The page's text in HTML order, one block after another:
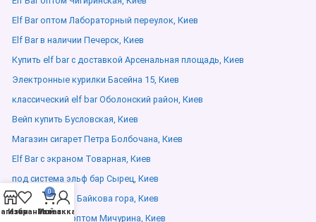
Elf Bar оптом Лабораторный переулок, Киев
Elf Bar в наличии Печерск, Киев
Купить elf bar с доставкой Арсенальная площадь, Киев
Электронные курилки Басейна 15, Киев
классический elf bar Оболонский район, Киев
Вейп купить Бусловская, Киев
Магазин сигарет Петра Болбочана, Киев
Elf Bar с экраном Товарная, Киев
под система эльф бар Сырец, Киев
Elfliq жидкости Байкова гора, Киев
Elf Bar купить оптом Мичурина, Киев
Избранное
0
Заказ
Мой аккаунт